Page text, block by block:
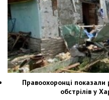
Правоохоронці показали
обстрілів у